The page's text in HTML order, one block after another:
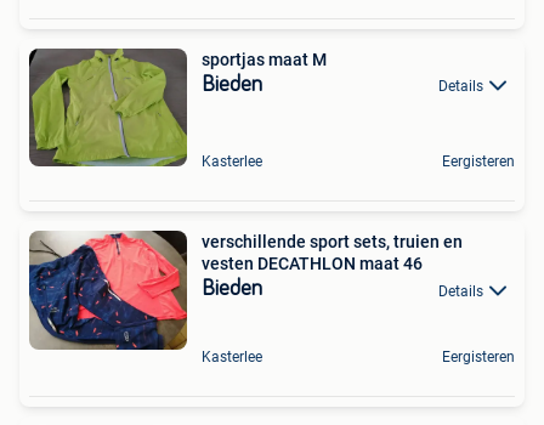
sportjas maat M
Bieden Details
Kasterlee Eergisteren
verschillende sport sets, truien en
vesten DECATHLON maat 46
Bieden Details
Kasterlee Eergisteren